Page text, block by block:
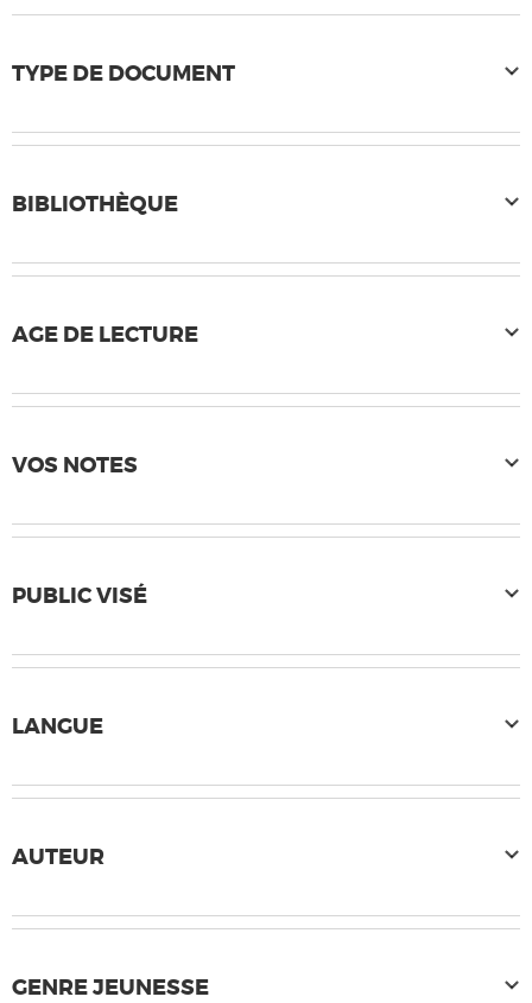
TYPE DE DOCUMENT
BIBLIOTHÈQUE
AGE DE LECTURE
VOS NOTES
PUBLIC VISÉ
LANGUE
AUTEUR
GENRE JEUNESSE